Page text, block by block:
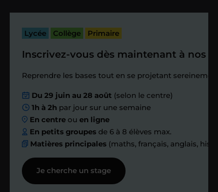
passé.
Étape 4
Nous planifions
ensemble des
échanges réguliers
Afin de suivre le travail et les progrès
réalisés, votre enseignant et moi-
même vous proposons des points et
Lycée Collège Primaire
Inscrivez-vous dès maintenant à nos
Reprendre les bases tout en se projetant
Du 29 juin au 28 août (selon le centre)
1h à 2h par jour sur une semaine
En centre ouen ligne
En petits groupes de 6 à 8 élèves max.
Matières principales (maths, français, anglais,
Je cherche un stage